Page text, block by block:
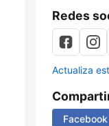
Redes
Actualiza
Facebook